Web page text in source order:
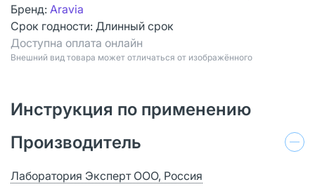
Бренд: Aravia
Срок годности: Длинный срок
Доступна оплата онлайн
Bнешний вид товара может отличаться от изображённого
Инструкция по применению
Производитель
Лаборатория Эксперт ООО, Россия